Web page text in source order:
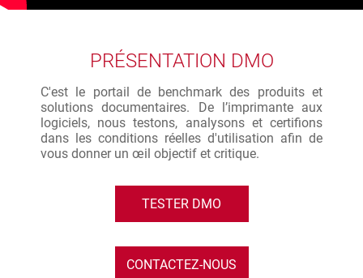
PRÉSENTATION DMO
C'est le portail de benchmark des produits et
solutions documentaires. De l’imprimante aux
logiciels, nous testons, analysons et certifions
dans les conditions réelles d'utilisation afin de
vous donner un œil objectif et critique.
TESTER DMO
CONTACTEZ-NOUS